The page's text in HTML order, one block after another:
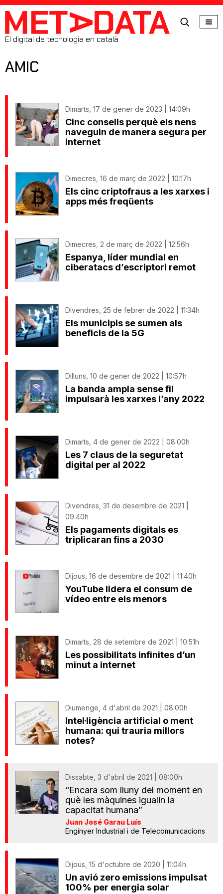
MetaData
El digital de tecnologia en català
AMIC
Dimarts, 17 de gener de 2023 | 14:09h
Cinc consells perquè els nens
naveguin de manera segura per
internet
Dimecres, 16 de març de 2022 | 10:17h
Els cinc criptofraus a les xarxes i
apps més freqüents
Dimecres, 2 de març de 2022 | 12:56h
Espanya, líder mundial en
ciberatacs d’escriptori remot
Divendres, 25 de febrer de 2022 | 11:34h
Els municipis se sumen als
beneficis de la 5G
Dilluns, 10 de gener de 2022 | 10:57h
La banda ampla sense fil
impulsarà les xarxes l’any 2022
Dimarts, 4 de gener de 2022 | 08:00h
Les 7 claus de la seguretat
digital per al 2022
Divendres, 31 de desembre de 2021 |
09:40h
Els pagaments digitals es
triplicaran fins a 2030
Dijous, 16 de desembre de 2021 | 11:40h
YouTube lidera el consum de
vídeo entre els menors
Dimarts, 28 de setembre de 2021 | 10:51h
Les possibilitats infinites d’un
minut a internet
Diumenge, 4 d'abril de 2021 | 08:00h
Intel·ligència artificial o ment
humana: qui trauria millors
notes?
Dissabte, 3 d'abril de 2021 | 08:00h
“Encara som lluny del moment en
què les màquines igualin la
capacitat humana”
Juan José Garau Luís
Enginyer Industrial i de Telecomunicacions
Dijous, 15 d'octubre de 2020 | 11:04h
Un avió zero emissions impulsat
100% per energia solar